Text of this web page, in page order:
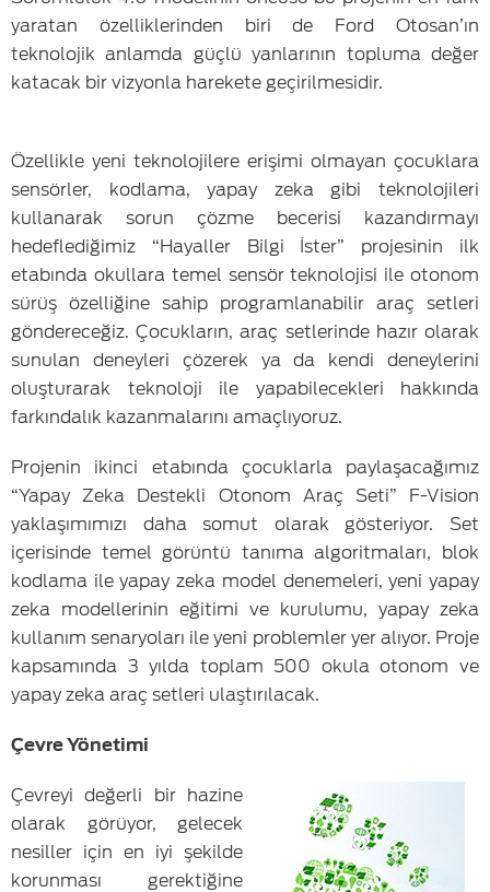
yaratan özelliklerinden biri de Ford Otosan’ın
teknolojik anlamda güçlü yanlarının topluma değer
katacak bir vizyonla harekete geçirilmesidir.
Özellikle yeni teknolojilere erişimi olmayan çocuklara
sensörler, kodlama, yapay zeka gibi teknolojileri
kullanarak sorun çözme becerisi kazandırmayı
hedeflediğimiz “Hayaller Bilgi İster” projesinin ilk
etabında okullara temel sensör teknolojisi ile otonom
sürüş özelliğine sahip programlanabilir araç setleri
göndereceğiz. Çocukların, araç setlerinde hazır olarak
sunulan deneyleri çözerek ya da kendi deneylerini
oluşturarak teknoloji ile yapabilecekleri hakkında
farkındalık kazanmalarını amaçlıyoruz.
Projenin ikinci etabında çocuklarla paylaşacağımız
“Yapay Zeka Destekli Otonom Araç Seti” F-Vision
yaklaşımımızı daha somut olarak gösteriyor. Set
içerisinde temel görüntü tanıma algoritmaları, blok
kodlama ile yapay zeka model denemeleri, yeni yapay
zeka modellerinin eğitimi ve kurulumu, yapay zeka
kullanım senaryoları ile yeni problemler yer alıyor. Proje
kapsamında 3 yılda toplam 500 okula otonom ve
yapay zeka araç setleri ulaştırılacak.
Çevre Yönetimi
Çevreyi değerli bir hazine
olarak görüyor, gelecek
nesiller için en iyi şekilde
korunması gerektiğine